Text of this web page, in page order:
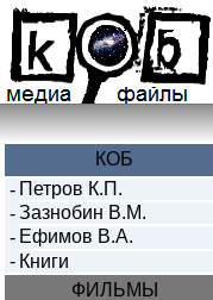
КОБ
- Петров К.П.
- Зазнобин В.М.
- Ефимов В.А.
- Книги
ФИЛЬМЫ